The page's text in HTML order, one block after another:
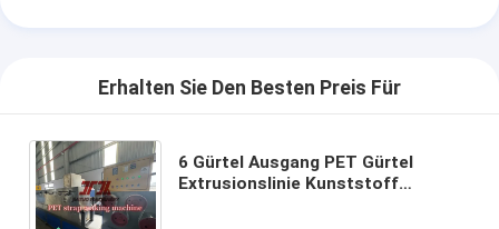
Erhalten Sie Den Besten Preis Für
6 Gürtel Ausgang PET Gürtel
Extrusionslinie Kunststoff